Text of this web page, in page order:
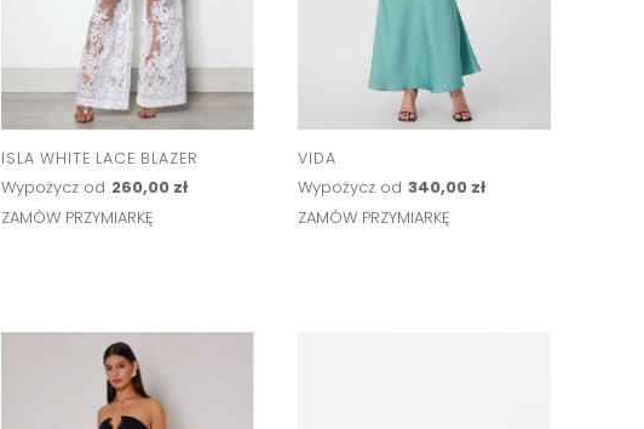
ISLA WHITE LACE BLAZER
Wypożycz od 260,00 zł
ZAMÓW PRZYMIARKĘ
VIDA
Wypożycz od 340,00 zł
ZAMÓW PRZYMIARKĘ